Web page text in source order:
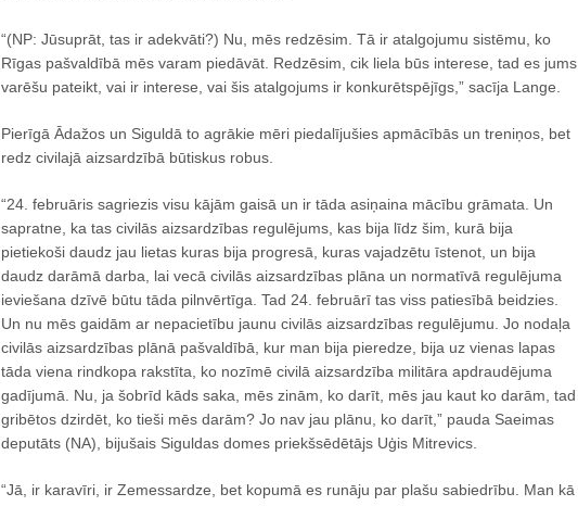
“(NP: Jūsuprāt, tas ir adekvāti?) Nu, mēs redzēsim. Tā ir atalgojumu sistēmu, ko
Rīgas pašvaldībā mēs varam piedāvāt. Redzēsim, cik liela būs interese, tad es jums
varēšu pateikt, vai ir interese, vai šis atalgojums ir konkurētspējīgs,” sacīja Lange.
Pierīgā Ādažos un Siguldā to agrākie mēri piedalījušies apmācībās un treniņos, bet
redz civilajā aizsardzībā būtiskus robus.
“24. februāris sagriezis visu kājām gaisā un ir tāda asiņaina mācību grāmata. Un
sapratne, ka tas civilās aizsardzības regulējums, kas bija līdz šim, kurā bija
pietiekoši daudz jau lietas kuras bija progresā, kuras vajadzētu īstenot, un bija
daudz darāmā darba, lai vecā civilās aizsardzības plāna un normatīvā regulējuma
ieviešana dzīvē būtu tāda pilnvērtīga. Tad 24. februārī tas viss patiesībā beidzies.
Un nu mēs gaidām ar nepacietību jaunu civilās aizsardzības regulējumu. Jo nodaļa
civilās aizsardzības plānā pašvaldībā, kur man bija pieredze, bija uz vienas lapas
tāda viena rindkopa rakstīta, ko nozīmē civilā aizsardzība militāra apdraudējuma
gadījumā. Nu, ja šobrīd kāds saka, mēs zinām, ko darīt, mēs jau kaut ko darām, tad
gribētos dzirdēt, ko tieši mēs darām? Jo nav jau plānu, ko darīt,” pauda Saeimas
deputāts (NA), bijušais Siguldas domes priekšsēdētājs Uģis Mitrevics.
“Jā, ir karavīri, ir Zemessardze, bet kopumā es runāju par plašu sabiedrību. Man kā